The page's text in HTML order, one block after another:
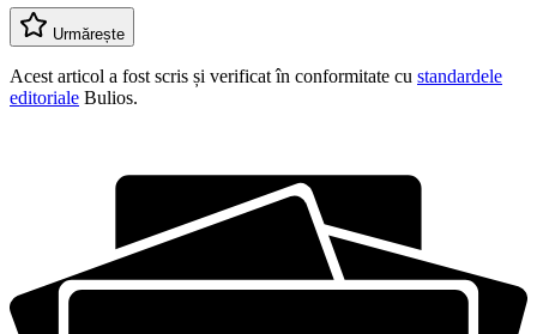
Urmărește
Acest articol a fost scris și verificat în conformitate cu standardele
editoriale Bulios.